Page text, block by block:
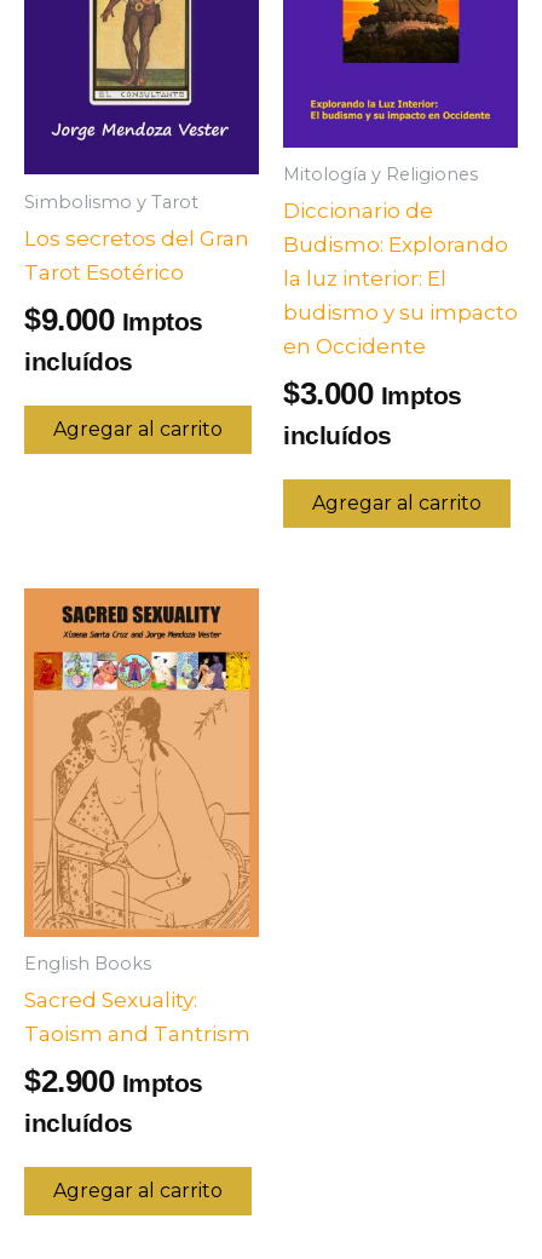
Simbolismo y Tarot
Los secretos del Gran
Tarot Esotérico
$9.000 Imptos
incluídos
Agregar al carrito
Mitología y Religiones
Diccionario de
Budismo: Explorando
la luz interior: El
budismo y su impacto
en Occidente
$3.000 Imptos
incluídos
Agregar al carrito
English Books
Sacred Sexuality:
Taoism and Tantrism
$2.900 Imptos
incluídos
Agregar al carrito